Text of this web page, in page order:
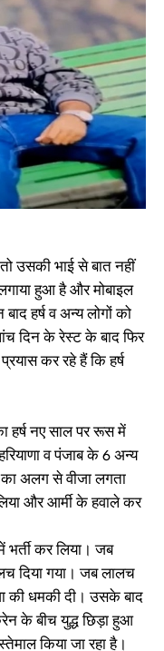
उसकी भाई से बात नहीं
हुआ है और मोबाइल
हर्ष व अन्य लोगों को
दिन के रेस्ट के बाद फिर
कर रहे हैं कि हर्ष
हर्ष नए साल पर रूस में
व पंजाब के 6 अन्य
अलग से वीजा लगता
और आर्मी के हवाले कर
भर्ती कर लिया। जब
दिया गया। जब लालच
की धमकी दी। उसके बाद
के बीच युद्ध छिड़ा हुआ
किया जा रहा है।